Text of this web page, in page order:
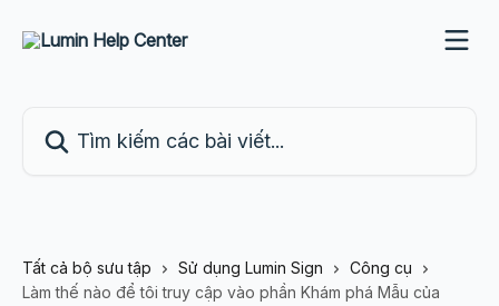
Tất cả bộ sưu tập Sử dụng Lumin Sign
Công cụ
Làm thế nào để tôi truy cập vào phần Khám phá Mẫu của